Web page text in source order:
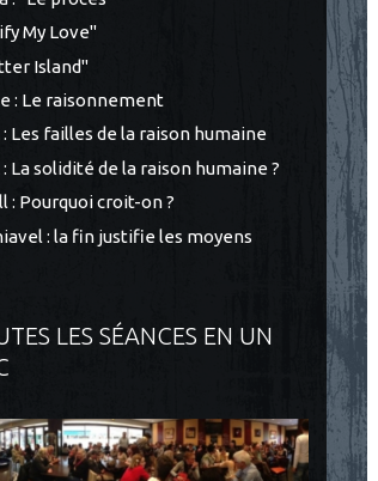
My Love"
Island"
: Le raisonnement
Les failles de la raison humaine
La solidité de la raison humaine ?
: Pourquoi croit-on ?
: la fin justifie les moyens
LES SÉANCES EN UN